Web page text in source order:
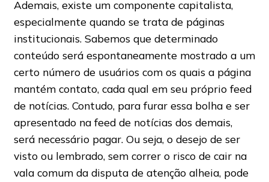
Ademais, existe um componente capitalista,
especialmente quando se trata de páginas
institucionais. Sabemos que determinado
conteúdo será espontaneamente mostrado a um
certo número de usuários com os quais a página
mantém contato, cada qual em seu próprio feed
de notícias. Contudo, para furar essa bolha e ser
apresentado na feed de notícias dos demais,
será necessário pagar. Ou seja, o desejo de ser
visto ou lembrado, sem correr o risco de cair na
vala comum da disputa de atenção alheia, pode